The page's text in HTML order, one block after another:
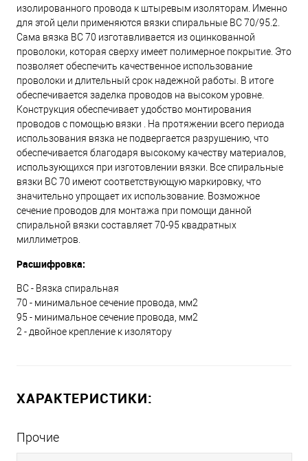
изолированного провода к штыревым изоляторам. Именно
для этой цели применяются вязки спиральные ВС 70/95.2.
Сама вязка ВС 70 изготавливается из оцинкованной
проволоки, которая сверху имеет полимерное покрытие. Это
позволяет обеспечить качественное использование
проволоки и длительный срок надежной работы. В итоге
обеспечивается заделка проводов на высоком уровне.
Конструкция обеспечивает удобство монтирования
проводов с помощью вязки . На протяжении всего периода
использования вязка не подвергается разрушению, что
обеспечивается благодаря высокому качеству материалов,
использующихся при изготовлении вязки. Все спиральные
вязки ВС 70 имеют соответствующую маркировку, что
значительно упрощает их использование. Возможное
сечение проводов для монтажа при помощи данной
спиральной вязки составляет 70-95 квадратных
миллиметров.
Расшифровка:
ВС - Вязка спиральная
70 - минимальное сечение провода, мм2
95 - минимальное сечение провода, мм2
2 - двойное крепление к изолятору
ХАРАКТЕРИСТИКИ:
Прочие